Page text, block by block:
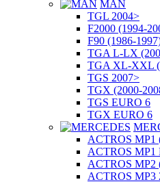
MAN
TGL 2004>
F2000 (1994-
F90 (1986-
TGA L-LX
TGA XL-XXL
TGS 2007>
TGX (2000-
TGS EURO 6
TGX EURO 6
ACTROS MP1
ACTROS MP1
ACTROS MP2
ACTROS MP3